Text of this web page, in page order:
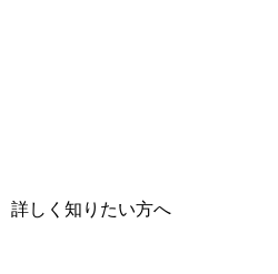
詳しく知りたい方へ